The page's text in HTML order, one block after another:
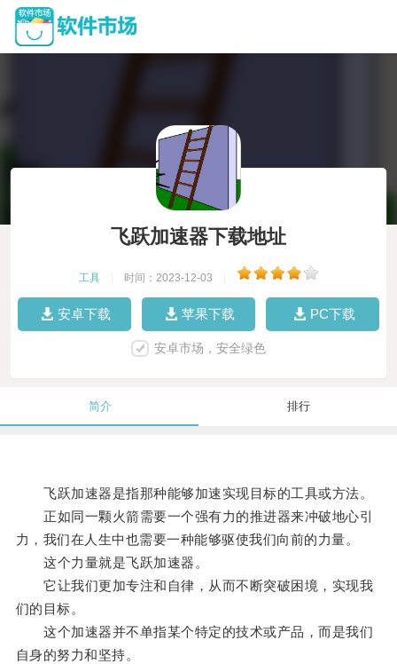
飞跃加速器下载地址
工具 时间：2023-12-03
安卓下载 苹果下载 PC下载
安卓市场，安全绿色
简介 排行
飞跃加速器是指那种能够加速实现目标的工具或方法。
正如同一颗火箭需要一个强有力的推进器来冲破地心引
力，我们在人生中也需要一种能够驱使我们向前的力量。
这个力量就是飞跃加速器。
它让我们更加专注和自律，从而不断突破困境，实现我
们的目标。
这个加速器并不单指某个特定的技术或产品，而是我们
自身的努力和坚持。